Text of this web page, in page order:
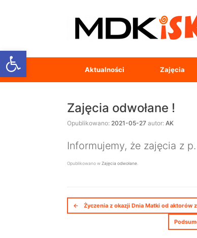
Open toolbar
Aktualności Zajęcia
Zajęcia odwołane !
Opublikowano: 2021-05-27 autor: AK
Informujemy, że zajęcia z
Opublikowano w Zajęcia odwołane
Nawigacja postów
← Życzenia z okazji Dnia Matki od aktorów